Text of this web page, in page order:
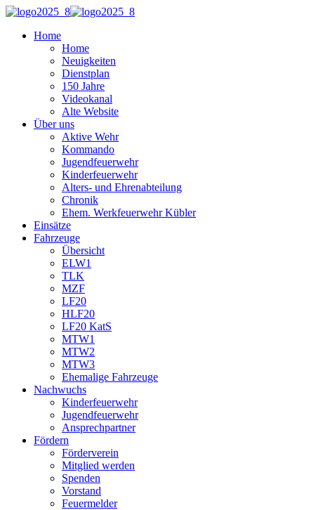
Home
Home
Neuigkeiten
Dienstplan
150 Jahre
Videokanal
Alte Website
Über uns
Aktive Wehr
Kommando
Jugendfeuerwehr
Kinderfeuerwehr
Alters- und Ehrenabteilung
Chronik
Ehem. Werkfeuerwehr Kübler
Einsätze
Fahrzeuge
Übersicht
ELW1
TLK
MZF
LF20
HLF20
LF20 KatS
MTW1
MTW2
MTW3
Ehemalige Fahrzeuge
Nachwuchs
Kinderfeuerwehr
Jugendfeuerwehr
Ansprechpartner
Fördern
Förderverein
Mitglied werden
Spenden
Vorstand
Feuermelder